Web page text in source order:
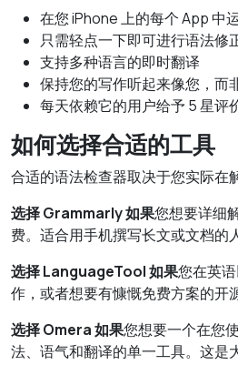
在您 iPhone 上的每个 App 中
只需轻点一下即可进行语法修
支持多种语言的即时翻译
保持您的写作听起来像您，而
每天依赖它的用户给予 5 星评
如何选择合适的工具
合适的语法检查器取决于您实际在
选择 Grammarly 如果您想要详细
费。适合用手机撰写长文或文档的人
选择 LanguageTool 如果您在英
作，或者想要有慷慨免费方案的开
选择 Omera 如果您想要一个在您
法、语气和翻译的单一工具。这是